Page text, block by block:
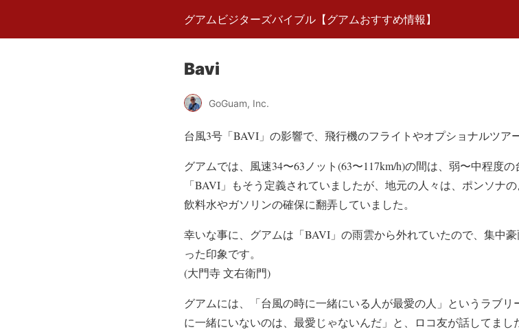
グアムビジターズバイブル【グアムおすすめ情報】
Bavi
GoGuam, Inc.
台風3号「BAVI」の影響で、飛行機のフライトやオプショナルツア
グアムでは、風速34〜63ノット(63〜117km/h)の間は、弱〜中程度
「BAVI」もそう定義されていましたが、地元の人々は、ポンソナ
飲料水やガソリンの確保に翻弄していました。
幸いな事に、グアムは「BAVI」の雨雲から外れていたので、集中
った印象です。
(大門寺 文右衛門)
グアムには、「台風の時に一緒にいる人が最愛の人」というラブ
に一緒にいないのは、最愛じゃないんだ」と、ロコ友が話してまし